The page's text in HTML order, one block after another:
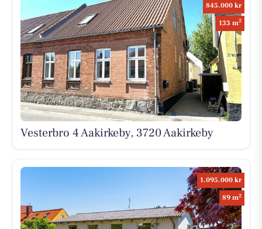
845.000 kr
133 m2
Vesterbro 4 Aakirkeby, 3720 Aakirkeby
1.095.000 kr
89 m2